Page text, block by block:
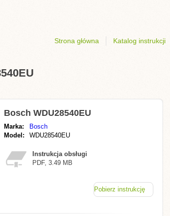
Strona główna Katalog instrukcji
Bosch WDU28540EU
Marka:
Bosch
Model:
WDU28540EU
Instrukcja obsługi
PDF, 3.49 MB
Pobierz instrukcję